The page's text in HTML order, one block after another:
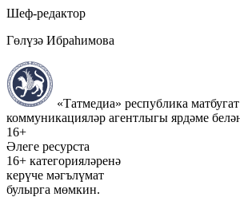
Шеф-редактор
Гөлүзә Ибраһимова
«Татмедиа» республика
коммуникацияләр агентлыгы ярдәме
16+
Әлеге ресурста
16+ категорияләренә
керүче мәгълүмат
булырга мөмкин.